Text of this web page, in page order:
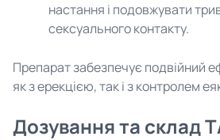
настання і подовжувати
сексуального контакту.
Препарат забезпечує подвійний
як з ерекцією, так і з контролем
Дозування та склад